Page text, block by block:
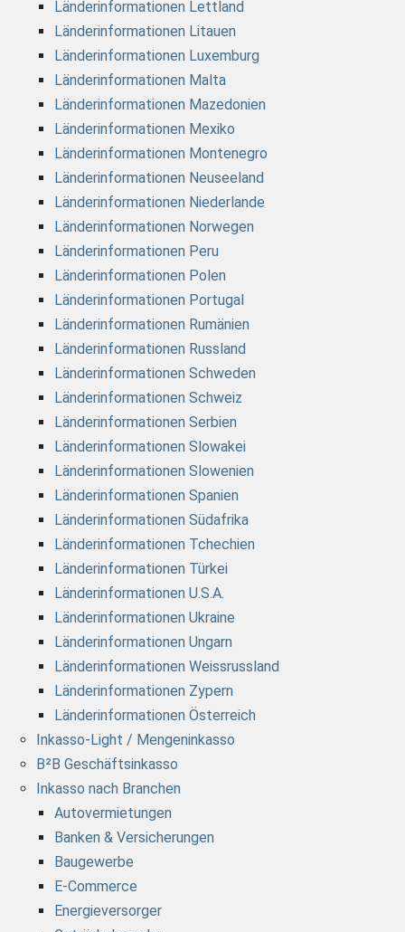
Länderinformationen Lettland
Länderinformationen Litauen
Länderinformationen Luxemburg
Länderinformationen Malta
Länderinformationen Mazedonien
Länderinformationen Mexiko
Länderinformationen Montenegro
Länderinformationen Neuseeland
Länderinformationen Niederlande
Länderinformationen Norwegen
Länderinformationen Peru
Länderinformationen Polen
Länderinformationen Portugal
Länderinformationen Rumänien
Länderinformationen Russland
Länderinformationen Schweden
Länderinformationen Schweiz
Länderinformationen Serbien
Länderinformationen Slowakei
Länderinformationen Slowenien
Länderinformationen Spanien
Länderinformationen Südafrika
Länderinformationen Tchechien
Länderinformationen Türkei
Länderinformationen U.S.A.
Länderinformationen Ukraine
Länderinformationen Ungarn
Länderinformationen Weissrussland
Länderinformationen Zypern
Länderinformationen Österreich
Inkasso-Light / Mengeninkasso
B²B Geschäftsinkasso
Inkasso nach Branchen
Autovermietungen
Banken & Versicherungen
Baugewerbe
E-Commerce
Energieversorger